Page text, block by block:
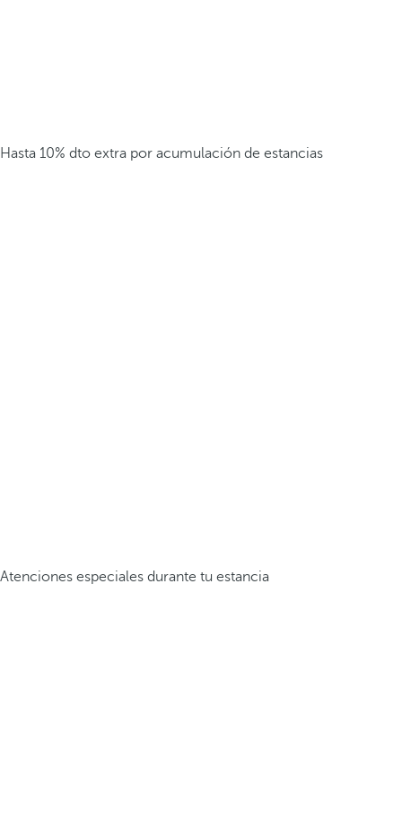
Hasta 10% dto extra por acumulación de estancias
Atenciones especiales durante tu estancia